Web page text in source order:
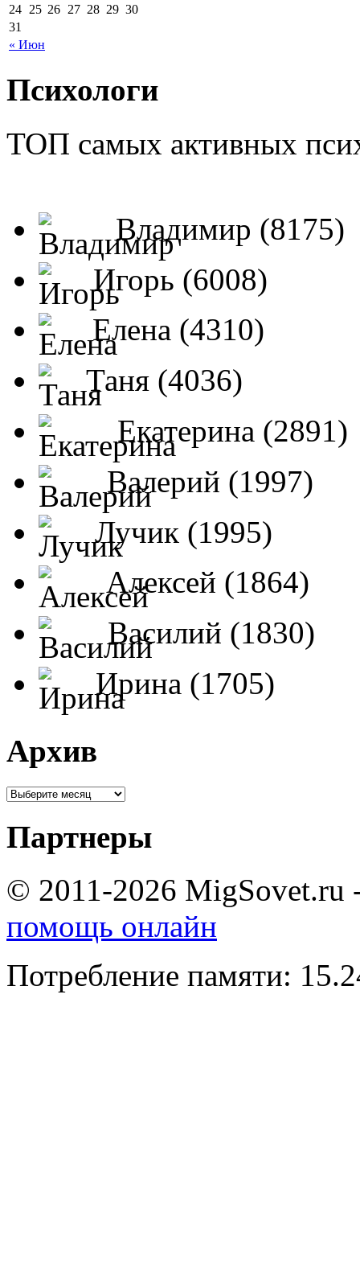
« Июн
24 25 26 27 28 29 30
31
Психологи
ТОП самых активных
Владимир (8175)
Игорь (6008)
Елена (4310)
Таня (4036)
Екатерина (2891)
Валерий (1997)
Лучик (1995)
Алексей (1864)
Василий (1830)
Ирина (1705)
Архив
Партнеры
© 2011-2026 MigSovet.ru
помощь онлайн
Потребление памяти: